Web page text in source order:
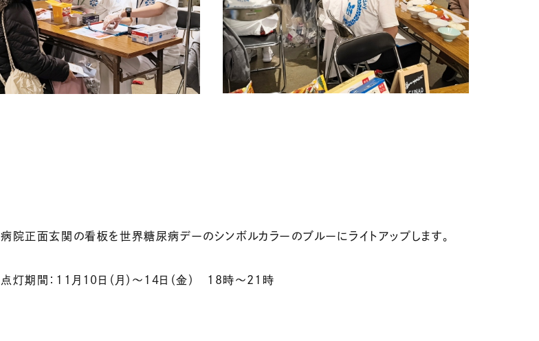
病院正面玄関の看板を世界糖尿病デーのシンボルカラーのブルーにライトアップします。
点灯期間：11月10日（月）〜14日（金） 18時〜21時